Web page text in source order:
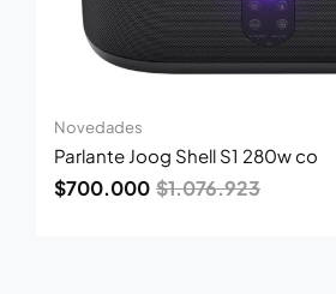
Novedades
Parlante Joog Shell S1 280w co
$1.076.923
$700.000